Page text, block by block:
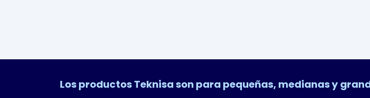
Los productos Teknisa son para pequeñas, medianas y